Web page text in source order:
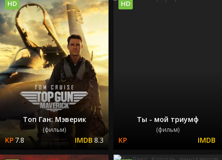
Топ Ган: Мэверик
(фильм)
7.8 8.3
HD
Ты - мой триумф
(фильм)
HD